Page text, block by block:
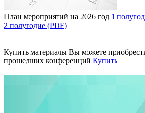
План мероприятий на 2026 год 1
2 полугодие (PDF)
Купить материалы Вы можете
прошедших конференций Купить